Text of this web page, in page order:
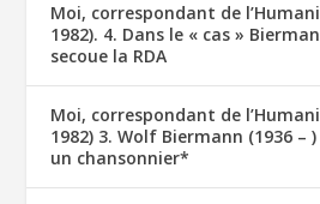
Moi, correspondant de
1982). 4. Dans le « cas »
secoue la RDA
Moi, correspondant de
1982) 3. Wolf Biermann (1936 –
un chansonnier*